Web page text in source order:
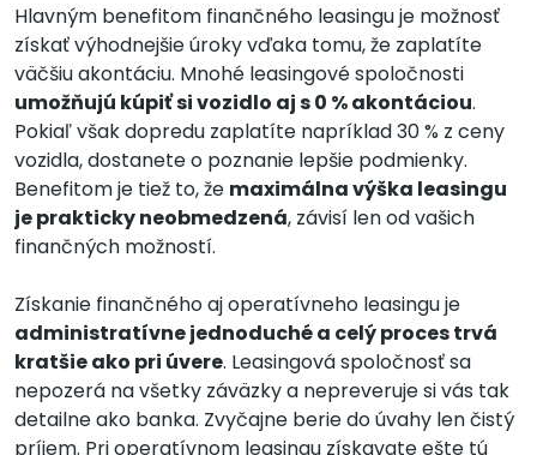
Hlavným benefitom finančného leasingu je možnosť
získať výhodnejšie úroky vďaka tomu, že zaplatíte
väčšiu akontáciu. Mnohé leasingové spoločnosti
umožňujú kúpiť si vozidlo aj s 0 % akontáciou.
Pokiaľ však dopredu zaplatíte napríklad 30 % z ceny
vozidla, dostanete o poznanie lepšie podmienky.
Benefitom je tiež to, že maximálna výška leasingu
je prakticky neobmedzená, závisí len od vašich
finančných možností.
Získanie finančného aj operatívneho leasingu je
administratívne jednoduché a celý proces trvá
kratšie ako pri úvere. Leasingová spoločnosť sa
nepozerá na všetky záväzky a nepreveruje si vás tak
detailne ako banka. Zvyčajne berie do úvahy len čistý
príjem. Pri operatívnom leasingu získavate ešte tú